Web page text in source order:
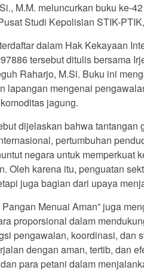
M.M. meluncurkan buku ke-
Studi Kepolisian STIK-
dalam Hak Kekayaan
tersebut ditulis bersama
Raharjo, M.Si. Buku ini
lapangan mengenai
jagung.
dijelaskan bahwa tantangan
pertumbuhan
negara untuk memperkuat
Oleh karena itu, penguatan
juga bagian dari upaya
Menuai Aman” juga
proporsional dalam
pengawalan, koordinasi, dan
dengan aman, tertib, dan
para petani dalam